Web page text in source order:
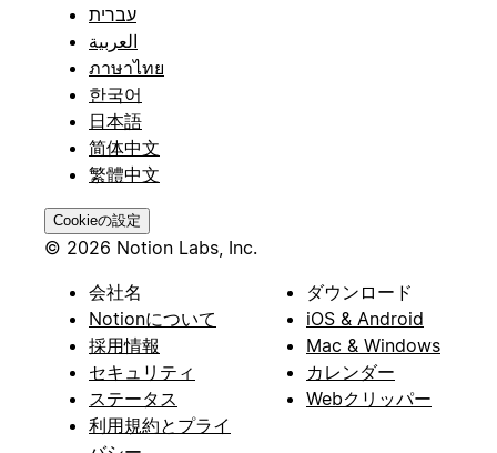
עברית
العربية
ภาษาไทย
한국어
日本語
简体中文
繁體中文
Cookieの設定
© 2026 Notion Labs, Inc.
会社名
Notionについて
採用情報
セキュリティ
ステータス
利用規約とプライ
ダウンロード
iOS & Android
Mac & Windows
カレンダー
Webクリッパー